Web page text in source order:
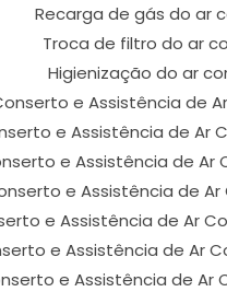
Recarga de gás do ar
Troca de filtro do ar
Higienização do ar
e Assistência de
e Assistência de Ar
e Assistência de Ar
e Assistência de Ar
e Assistência de Ar
e Assistência de Ar
e Assistência de Ar